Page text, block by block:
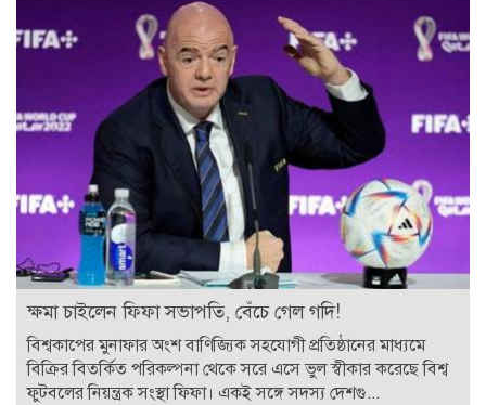
ক্ষমা চাইলেন ফিফা সভাপতি, বেঁচে গেল গদি!
বিশ্বকাপের মুনাফার অংশ বাণিজ্যিক সহযোগী প্রতিষ্ঠানের মাধ্যমে
বিক্রির বিতর্কিত পরিকল্পনা থেকে সরে এসে ভুল স্বীকার করেছে বিশ্ব
ফুটবলের নিয়ন্ত্রক সংস্থা ফিফা। একই সঙ্গে সদস্য দেশগু...